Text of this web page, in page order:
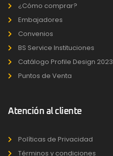
¿Cómo comprar?
Embajadores
Convenios
BS Service Instituciones
Catálogo Profile Design 2023
Puntos de Venta
Atención al cliente
Políticas de Privacidad
Términos y condiciones